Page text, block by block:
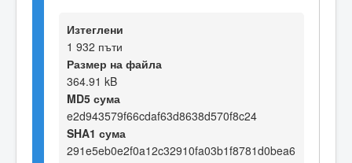
Изтеглени
1 932 пъти
Размер на файла
364.91 kB
MD5 сума
e2d943579f66cdaf63d8638d570f8c24
SHA1 сума
291e5eb0e2f0a12c32910fa03b1f8781d0bea6